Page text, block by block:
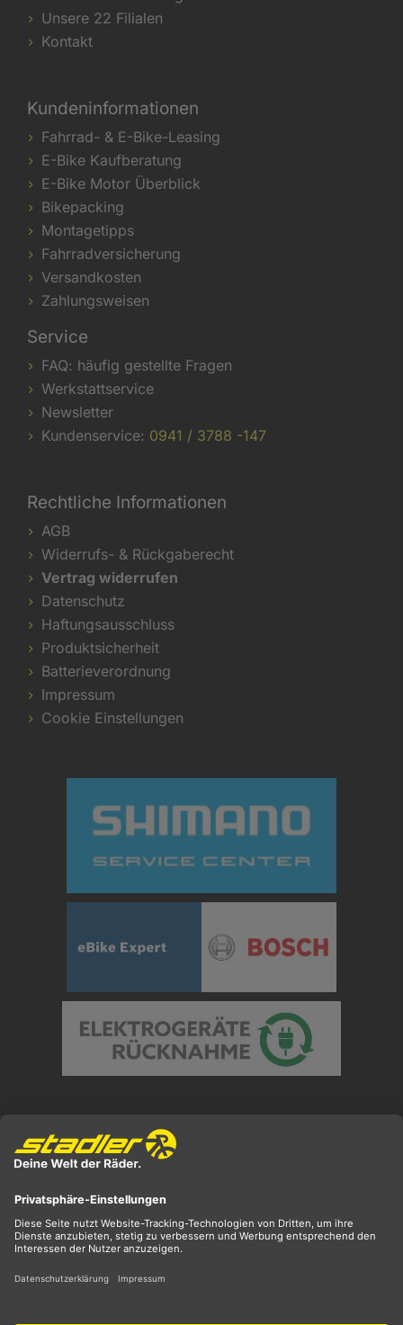
Unsere 22 Filialen
Kontakt
Kundeninformationen
Fahrrad- & E-Bike-Leasing
E-Bike Kaufberatung
E-Bike Motor Überblick
Bikepacking
Montagetipps
Fahrradversicherung
Versandkosten
Zahlungsweisen
Service
FAQ: häufig gestellte Fragen
Werkstattservice
Newsletter
Kundenservice: 0941 / 3788 -147
Rechtliche Informationen
AGB
Widerrufs- & Rückgaberecht
Vertrag widerrufen
Datenschutz
Haftungsausschluss
Produktsicherheit
Batterieverordnung
Impressum
Cookie Einstellungen